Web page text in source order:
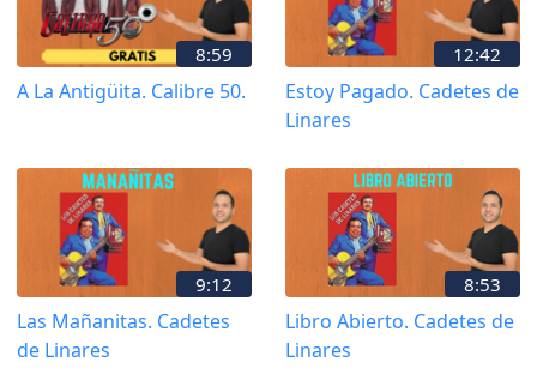
8:59
A La Antigüita. Calibre 50.
12:42
Estoy Pagado. Cadetes de
Linares
9:12
Las Mañanitas. Cadetes
de Linares
8:53
Libro Abierto. Cadetes de
Linares